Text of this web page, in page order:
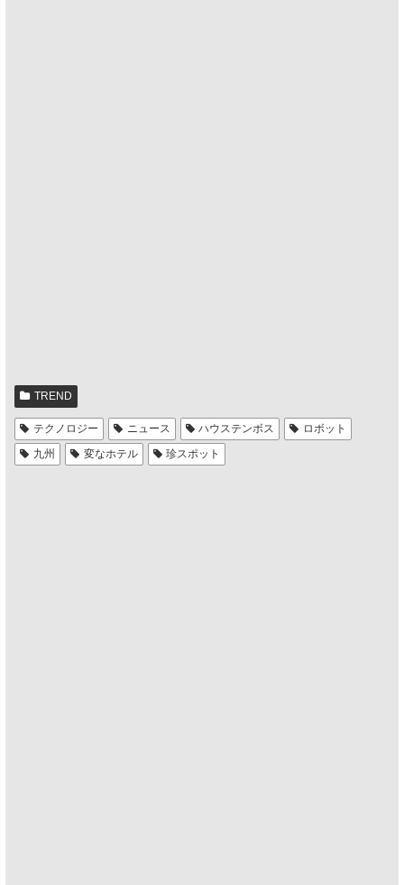
TREND
テクノロジー ニュース ハウステンボス
ロボット
九州
変なホテル 珍スポット